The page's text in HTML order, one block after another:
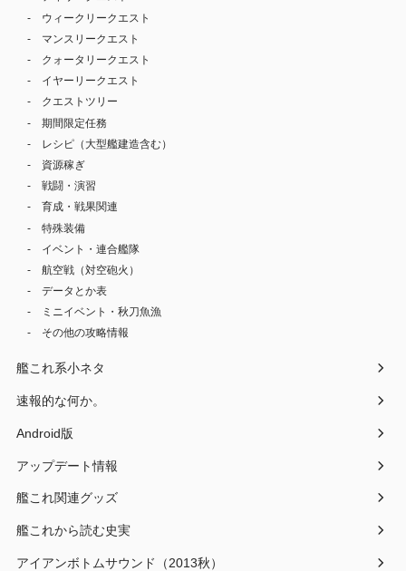
ウィークリークエスト
マンスリークエスト
クォータリークエスト
イヤーリークエスト
クエストツリー
期間限定任務
レシピ（大型艦建造含む）
資源稼ぎ
戦闘・演習
育成・戦果関連
特殊装備
イベント・連合艦隊
航空戦（対空砲火）
データとか表
ミニイベント・秋刀魚漁
その他の攻略情報
艦これ系小ネタ
速報的な何か。
Android版
アップデート情報
艦これ関連グッズ
艦これから読む史実
アイアンボトムサウンド（2013秋）